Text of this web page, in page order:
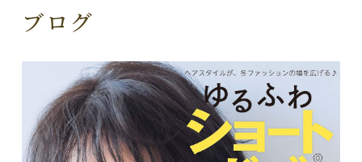
ブログ